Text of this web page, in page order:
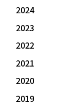
2024
2023
2022
2021
2020
2019